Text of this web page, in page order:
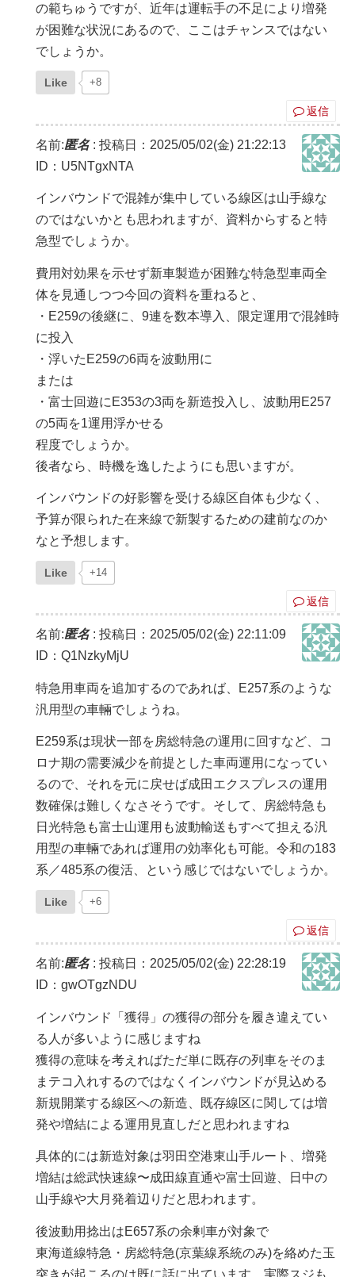
の範ちゅうですが、近年は運転手の不足により増発
が困難な状況にあるので、ここはチャンスではない
でしょうか。
Like +8
返信
名前:匿名: 投稿日：2025/05/02(金) 21:22:13
ID：U5NTgxNTA
インバウンドで混雑が集中している線区は山手線な
のではないかとも思われますが、資料からすると特
急型でしょうか。
費用対効果を示せず新車製造が困難な特急型車両全
体を見通しつつ今回の資料を重ねると、
・E259の後継に、9連を数本導入、限定運用で混雑時
に投入
・浮いたE259の6両を波動用に
または
・富士回遊にE353の3両を新造投入し、波動用E257
の5両を1運用浮かせる
程度でしょうか。
後者なら、時機を逸したようにも思いますが。
インバウンドの好影響を受ける線区自体も少なく、
予算が限られた在来線で新製するための建前なのか
なと予想します。
Like +14
返信
名前:匿名: 投稿日：2025/05/02(金) 22:11:09
ID：Q1NzkyMjU
特急用車両を追加するのであれば、E257系のような
汎用型の車輛でしょうね。
E259系は現状一部を房総特急の運用に回すなど、コ
ロナ期の需要減少を前提とした車両運用になってい
るので、それを元に戻せば成田エクスプレスの運用
数確保は難しくなさそうです。そして、房総特急も
日光特急も富士山運用も波動輸送もすべて担える汎
用型の車輛であれば運用の効率化も可能。令和の183
系／485系の復活、という感じではないでしょうか。
Like +6
返信
名前:匿名: 投稿日：2025/05/02(金) 22:28:19
ID：gwOTgzNDU
インバウンド「獲得」の獲得の部分を履き違えてい
る人が多いように感じますね
獲得の意味を考えればただ単に既存の列車をそのま
まテコ入れするのではなくインバウンドが見込める
新規開業する線区への新造、既存線区に関しては増
発や増結による運用見直しだと思われますね
具体的には新造対象は羽田空港東山手ルート、増発
増結は総武快速線〜成田線直通や富士回遊、日中の
山手線や大月発着辺りだと思われます。
後波動用捻出はE657系の余剰車が対象で
東海道線特急・房総特急(京葉線系統のみ)を絡めた玉
突きが起こるのは既に話に出ています。実際スジも